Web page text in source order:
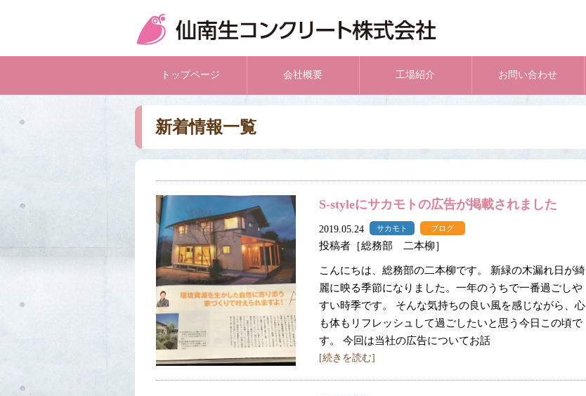
トップページ 会社概要 工場紹介 お問い合わせ
新着情報一覧
S-styleにサカモトの広告が掲載されました
2019.05.24 サカモト ブログ
投稿者［総務部 二本柳］
こんにちは、総務部の二本柳です。 新緑の木漏れ日が綺
麗に映る季節になりました。一年のうちで一番過ごしや
すい時季です。 そんな気持ちの良い風を感じながら、心
も体もリフレッシュして過ごしたいと思う今日この頃で
す。 今回は当社の広告についてお話
[続きを読む]